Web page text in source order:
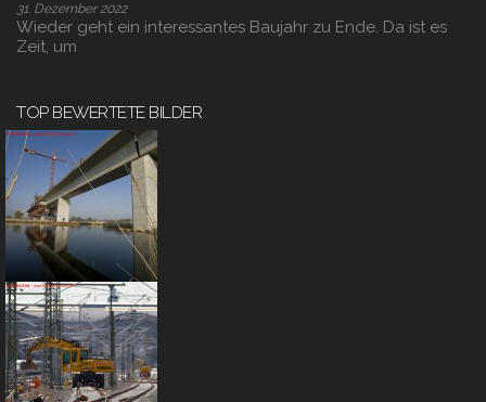
31. Dezember 2022
Wieder geht ein interessantes Baujahr zu Ende. Da ist es
Zeit, um
TOP BEWERTETE BILDER